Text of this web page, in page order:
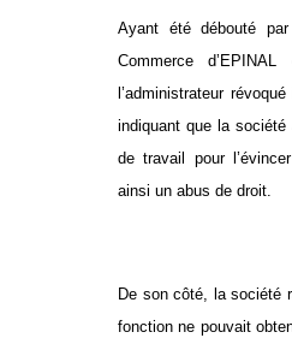
Ayant été débouté
Commerce
l’administrateur
indiquant que la
de travail pour
ainsi un abus de droit.
De son côté, la société
fonction ne pouvait